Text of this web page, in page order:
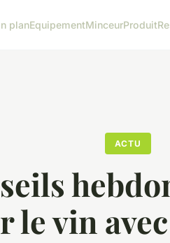
planEquipementMinceurProduit
ACTU
vin